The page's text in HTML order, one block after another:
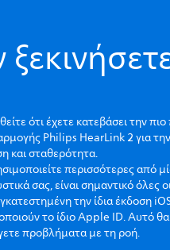
ότι έχετε κατεβάσει την
Philips HearLink 2 για
και σταθερότητα.
περισσότερες από
σας, είναι σημαντικό όλες
την ίδια έκδοση
το ίδιο Apple ID. Αυτό
προβλήματα με τη ροή.